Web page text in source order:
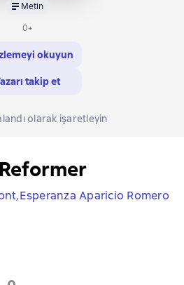
Metin
0+
okuyun
takip et
olarak işaretleyin
Esperanza Aparicio Romero